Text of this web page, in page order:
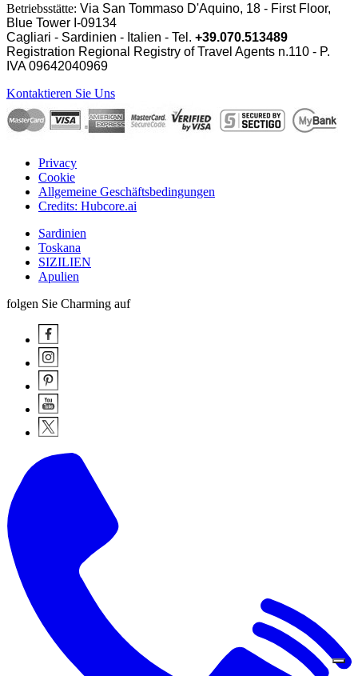
Betriebsstätte: Via San Tommaso D'Aquino, 18 - First Floor,
Blue Tower I-09134
Cagliari - Sardinien - Italien - Tel. +39.070.513489
Registration Regional Registry of Travel Agents n.110 - P.
IVA09642040969
Kontaktieren Sie Uns
Privacy
Cookie
Allgemeine Geschäftsbedingungen
Credits: Hubcore.ai
Sardinien
Toskana
SIZILIEN
Apulien
folgen Sie Charming auf